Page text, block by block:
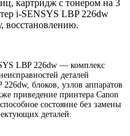
картридж с тонером на 3
i-SENSYS LBP 226dw
восстановлению.
LBP 226dw — комплекс
деталей
блоков, узлов аппаратов
приведение принтера Canon
состояние без замены
деталей.